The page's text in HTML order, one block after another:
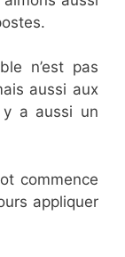
n’est pas
aussi aux
y a aussi un
commence
appliquer